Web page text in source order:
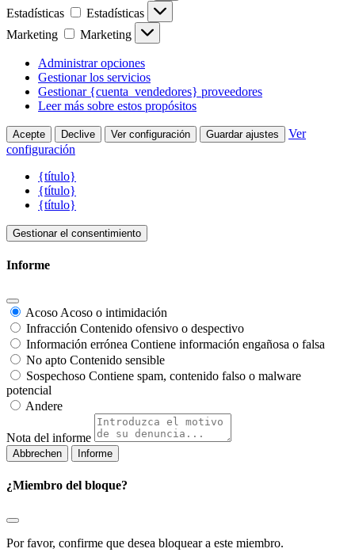
Estadísticas
Estadísticas
Marketing
Marketing
Administrar opciones
Gestionar los servicios
Gestionar {cuenta_vendedores} proveedores
Leer más sobre estos propósitos
Acepte Declive Ver configuración Guardar ajustes
Ver
configuración
{título}
{título}
{título}
Gestionar el consentimiento
Informe
Acoso Acoso o intimidación
Infracción Contenido ofensivo o despectivo
Información errónea Contiene información engañosa o falsa
No apto Contenido sensible
Sospechoso Contiene spam, contenido falso o malware
potencial
Andere
Nota del informe
Informe
¿Miembro del bloque?
Por favor, confirme que desea bloquear a este miembro.